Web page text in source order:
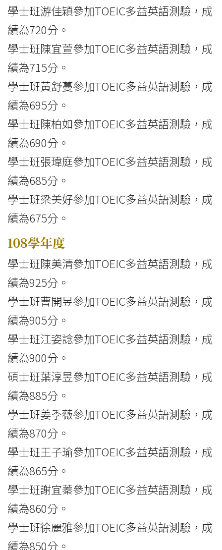
學士班游佳穎參加TOEIC多益英語測驗，成
績為720分。
學士班陳宜萱參加TOEIC多益英語測驗，成
績為715分。
學士班黃舒蔓參加TOEIC多益英語測驗，成
績為695分。
學士班陳柏如參加TOEIC多益英語測驗，成
績為690分。
學士班張瑋庭參加TOEIC多益英語測驗，成
績為685分。
學士班梁美好參加TOEIC多益英語測驗，成
績為675分。
108學年度
學士班陳美清參加TOEIC多益英語測驗，成
績為925分。
學士班曹開昱參加TOEIC多益英語測驗，成
績為905分。
學士班江姿諗參加TOEIC多益英語測驗，成
績為900分。
碩士班葉淳昱參加TOEIC多益英語測驗，成
績為885分。
學士班姜季薇參加TOEIC多益英語測驗，成
績為870分。
學士班王子瑜參加TOEIC多益英語測驗，成
績為865分。
學士班謝宜蓁參加TOEIC多益英語測驗，成
績為860分。
學士班徐麗雅參加TOEIC多益英語測驗，成
績為850分。